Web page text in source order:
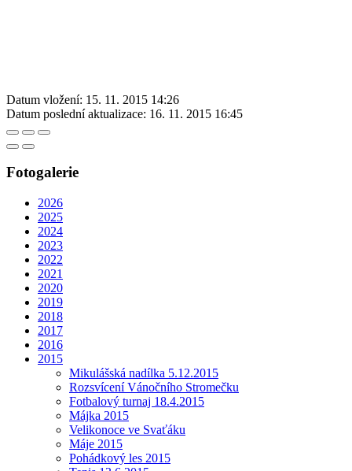
Datum vložení: 15. 11. 2015 14:26
Datum poslední aktualizace: 16. 11. 2015 16:45
Fotogalerie
2026
2025
2024
2023
2022
2021
2020
2019
2018
2017
2016
2015
Mikulášská nadílka 5.12.2015
Rozsvícení Vánočního Stromečku
Fotbalový turnaj 18.4.2015
Májka 2015
Velikonoce ve Svaťáku
Máje 2015
Pohádkový les 2015